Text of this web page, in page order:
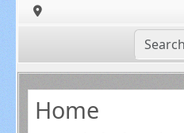
Home